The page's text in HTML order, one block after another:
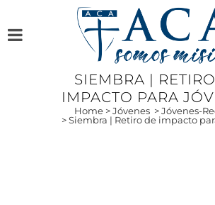
SIEMBRA |
IMPACTO PARA
Home>Jóvenes >Jóvenes-
>Siembra | Retiro de impacto